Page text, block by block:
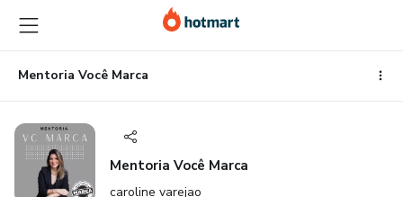
para
o
conteúdo
principal
para
o
pagamento
para
o
rodapé
Mentoria Você Marca
Mentoria Você Marca
caroline varejao